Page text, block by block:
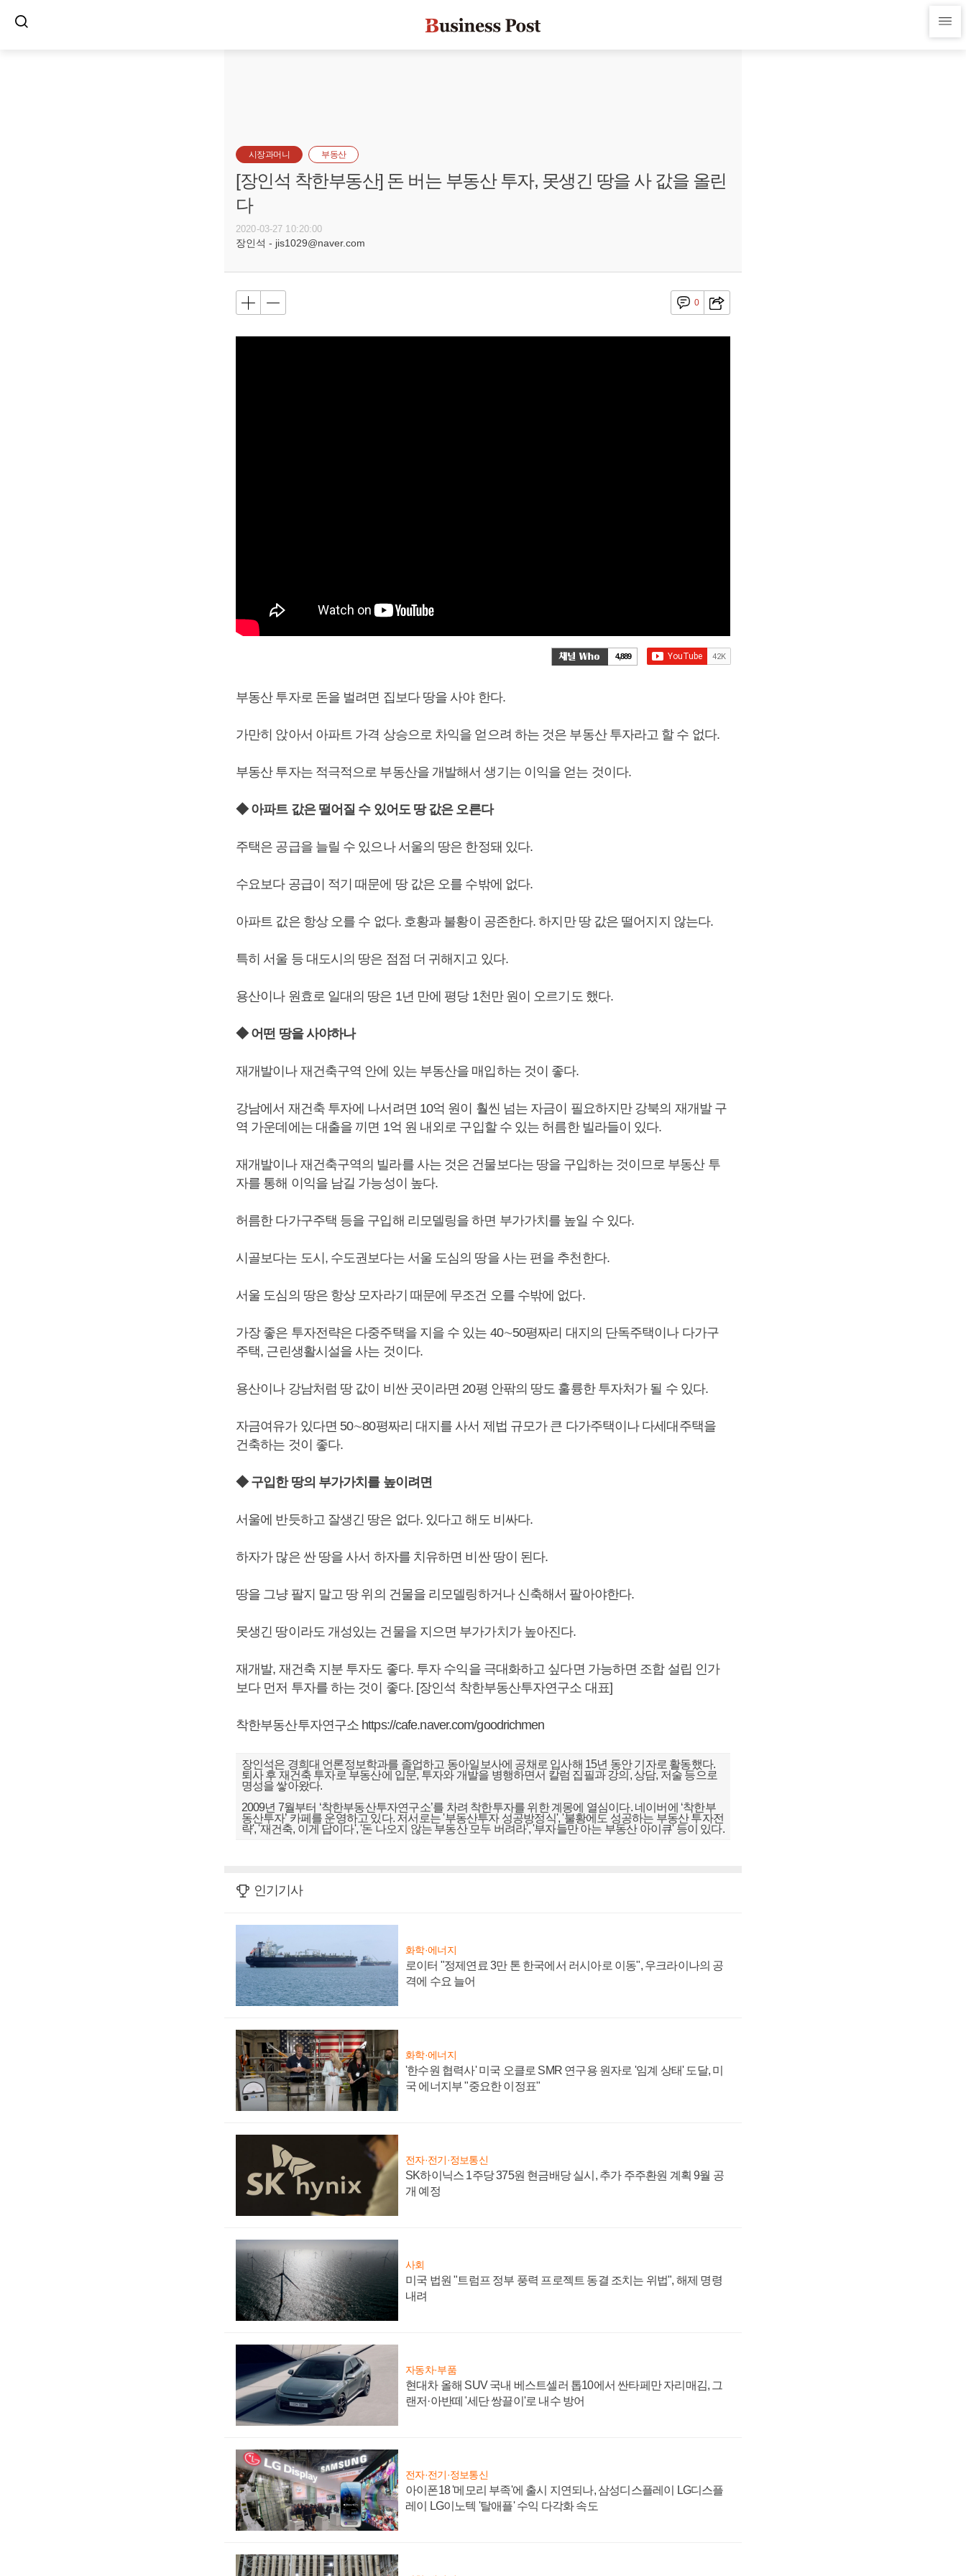
시장과머니 부동산
[장인석 착한부동산] 돈 버는 부동산 투자, 못생긴 땅을 사 값을 올린
다
2020-03-27 10:20:00
장인석 - jis1029@naver.com
0
4,889
부동산 투자로 돈을 벌려면 집보다 땅을 사야 한다.
가만히 앉아서 아파트 가격 상승으로 차익을 얻으려 하는 것은 부동산 투자라고 할 수 없다.
부동산 투자는 적극적으로 부동산을 개발해서 생기는 이익을 얻는 것이다.
◆ 아파트 값은 떨어질 수 있어도 땅 값은 오른다
주택은 공급을 늘릴 수 있으나 서울의 땅은 한정돼 있다.
수요보다 공급이 적기 때문에 땅 값은 오를 수밖에 없다.
아파트 값은 항상 오를 수 없다. 호황과 불황이 공존한다. 하지만 땅 값은 떨어지지 않는다.
특히 서울 등 대도시의 땅은 점점 더 귀해지고 있다.
용산이나 원효로 일대의 땅은 1년 만에 평당 1천만 원이 오르기도 했다.
◆ 어떤 땅을 사야하나
재개발이나 재건축구역 안에 있는 부동산을 매입하는 것이 좋다.
강남에서 재건축 투자에 나서려면 10억 원이 훨씬 넘는 자금이 필요하지만 강북의 재개발 구
역 가운데에는 대출을 끼면 1억 원 내외로 구입할 수 있는 허름한 빌라들이 있다.
재개발이나 재건축구역의 빌라를 사는 것은 건물보다는 땅을 구입하는 것이므로 부동산 투
자를 통해 이익을 남길 가능성이 높다.
허름한 다가구주택 등을 구입해 리모델링을 하면 부가가치를 높일 수 있다.
시골보다는 도시, 수도권보다는 서울 도심의 땅을 사는 편을 추천한다.
서울 도심의 땅은 항상 모자라기 때문에 무조건 오를 수밖에 없다.
가장 좋은 투자전략은 다중주택을 지을 수 있는 40∼50평짜리 대지의 단독주택이나 다가구
주택, 근린생활시설을 사는 것이다.
용산이나 강남처럼 땅 값이 비싼 곳이라면 20평 안팎의 땅도 훌륭한 투자처가 될 수 있다.
자금여유가 있다면 50∼80평짜리 대지를 사서 제법 규모가 큰 다가주택이나 다세대주택을
건축하는 것이 좋다.
◆ 구입한 땅의 부가가치를 높이려면
서울에 반듯하고 잘생긴 땅은 없다. 있다고 해도 비싸다.
하자가 많은 싼 땅을 사서 하자를 치유하면 비싼 땅이 된다.
땅을 그냥 팔지 말고 땅 위의 건물을 리모델링하거나 신축해서 팔아야한다.
못생긴 땅이라도 개성있는 건물을 지으면 부가가치가 높아진다.
재개발, 재건축 지분 투자도 좋다. 투자 수익을 극대화하고 싶다면 가능하면 조합 설립 인가
보다 먼저 투자를 하는 것이 좋다. [장인석 착한부동산투자연구소 대표]
착한부동산투자연구소 https://cafe.naver.com/goodrichmen
장인석은 경희대 언론정보학과를 졸업하고 동아일보사에 공채로 입사해 15년 동안 기자로 활동했다.
퇴사 후 재건축 투자로 부동산에 입문, 투자와 개발을 병행하면서 칼럼 집필과 강의, 상담, 저술 등으로
명성을 쌓아왔다.
2009년 7월부터 ‘착한부동산투자연구소’를 차려 착한투자를 위한 계몽에 열심이다. 네이버에 ‘착한부
동산투자’ 카페를 운영하고 있다. 저서로는 '부동산투자 성공방정식', '불황에도 성공하는 부동산 투자전
략', '재건축, 이게 답이다', '돈 나오지 않는 부동산 모두 버려라', '부자들만 아는 부동산 아이큐' 등이 있다.
인기기사
화학·에너지
로이터 "정제연료 3만 톤 한국에서 러시아로 이동", 우크라이나의 공
격에 수요 늘어
화학·에너지
'한수원 협력사' 미국 오클로 SMR 연구용 원자로 '임계 상태' 도달, 미
국 에너지부 "중요한 이정표"
전자·전기·정보통신
SK하이닉스 1주당 375원 현금배당 실시, 추가 주주환원 계획 9월 공
개 예정
사회
미국 법원 "트럼프 정부 풍력 프로젝트 동결 조치는 위법", 해제 명령
내려
자동차·부품
현대차 올해 SUV 국내 베스트셀러 톱10에서 싼타페만 자리매김, 그
랜저·아반떼 '세단 쌍끌이'로 내수 방어
전자·전기·정보통신
아이폰18 '메모리 부족'에 출시 지연되나, 삼성디스플레이 LG디스플
레이 LG이노텍 '탈애플' 수익 다각화 속도